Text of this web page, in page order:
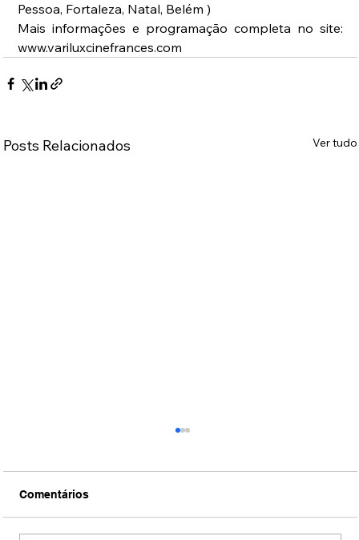
Pessoa, Fortaleza, Natal, Belém )
Mais informações e programação completa no site:
www.variluxcinefrances.com
Posts Relacionados Ver tudo
Comentários